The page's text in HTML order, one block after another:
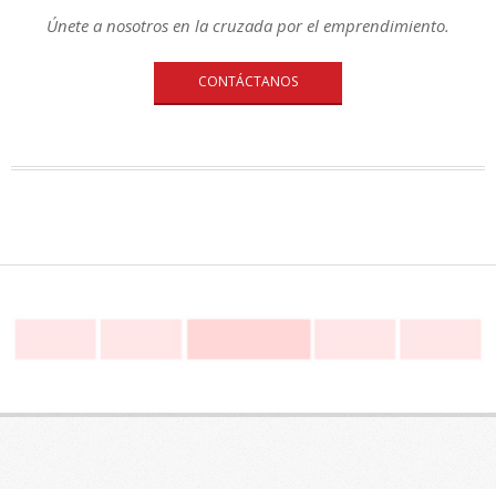
Únete a nosotros en la cruzada por el emprendimiento.
CONTÁCTANOS